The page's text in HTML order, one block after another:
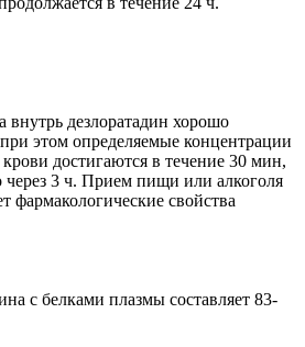
внутрь дезлоратадин хорошо
этом определяемые концентрации
крови достигаются в течение 30 мин,
через 3 ч. Прием пищи или алкоголя
фармакологические свойства
с белками плазмы составляет 83-